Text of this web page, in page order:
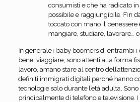
consumisti e che ha radicato in
possibile e raggiungibile. Fin
toccato con mano il benessere
mangiare, studiare, lavorare…
In generale i baby boomers di entrambi
bene, viaggiare, sono attenti alla forma
lavoro, amano stare al centro
definiti immigrati digitali perché hanno
tecnologie solo durante l’età adulta.
principalmente di telefono e televisione.